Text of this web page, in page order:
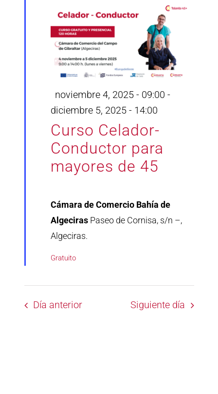
Curso Celador-
Conductor para
mayores de 45
Destacado
noviembre 4, 2025 - 09:00 -
diciembre 5, 2025 - 14:00
Cámara de Comercio Bahía de
Algeciras Paseo de Cornisa, s/n –,
Algeciras.
Gratuito
Día anterior Siguiente día